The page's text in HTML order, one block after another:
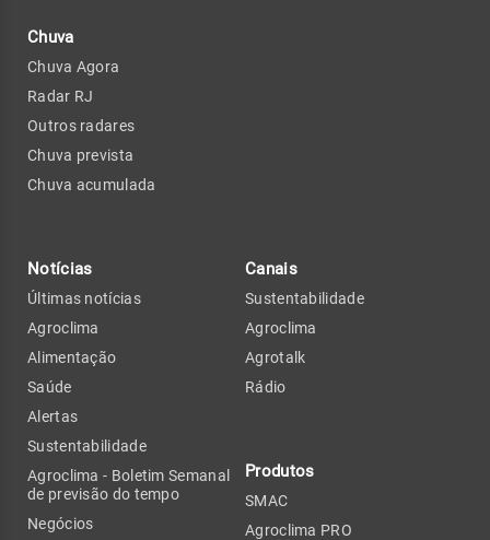
Chuva
Chuva Agora
Radar RJ
Outros radares
Chuva prevista
Chuva acumulada
Notícias
Últimas notícias
Agroclima
Alimentação
Saúde
Alertas
Sustentabilidade
Agroclima - Boletim Semanal
de previsão do tempo
Negócios
Canais
Sustentabilidade
Agroclima
Agrotalk
Rádio
Produtos
SMAC
Agroclima PRO